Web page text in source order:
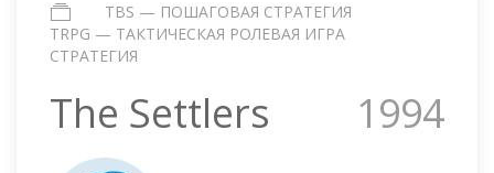
TBS — ПОШАГОВАЯ СТРАТЕГИЯ
TRPG — ТАКТИЧЕСКАЯ РОЛЕВАЯ ИГРА
СТРАТЕГИЯ
The Settlers 1994